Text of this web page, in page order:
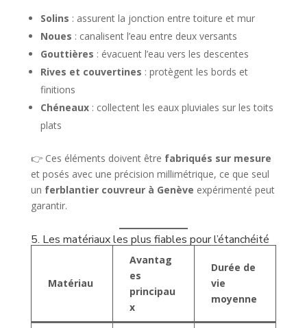
Solins : assurent la jonction entre toiture et mur
Noues : canalisent l’eau entre deux versants
Gouttières : évacuent l’eau vers les descentes
Rives et couvertines : protègent les bords et
finitions
Chéneaux: collectent les eaux pluviales sur les toits
plats
👉 Ces éléments doivent être fabriqués sur mesure
et posés avec une précision millimétrique, ce que seul
un ferblantier couvreur à Genève expérimenté peut
garantir.
5. Les matériaux les plus fiables pour l’étanchéité
Matériau
Avantag
es
principau
x
Durée de
vie
moyenne